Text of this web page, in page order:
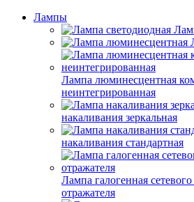
Лампы
Лампа люминесцентная
неинтегрированная
накаливания зеркальная
накаливания стандартная
Лампа галогенная
отражателя